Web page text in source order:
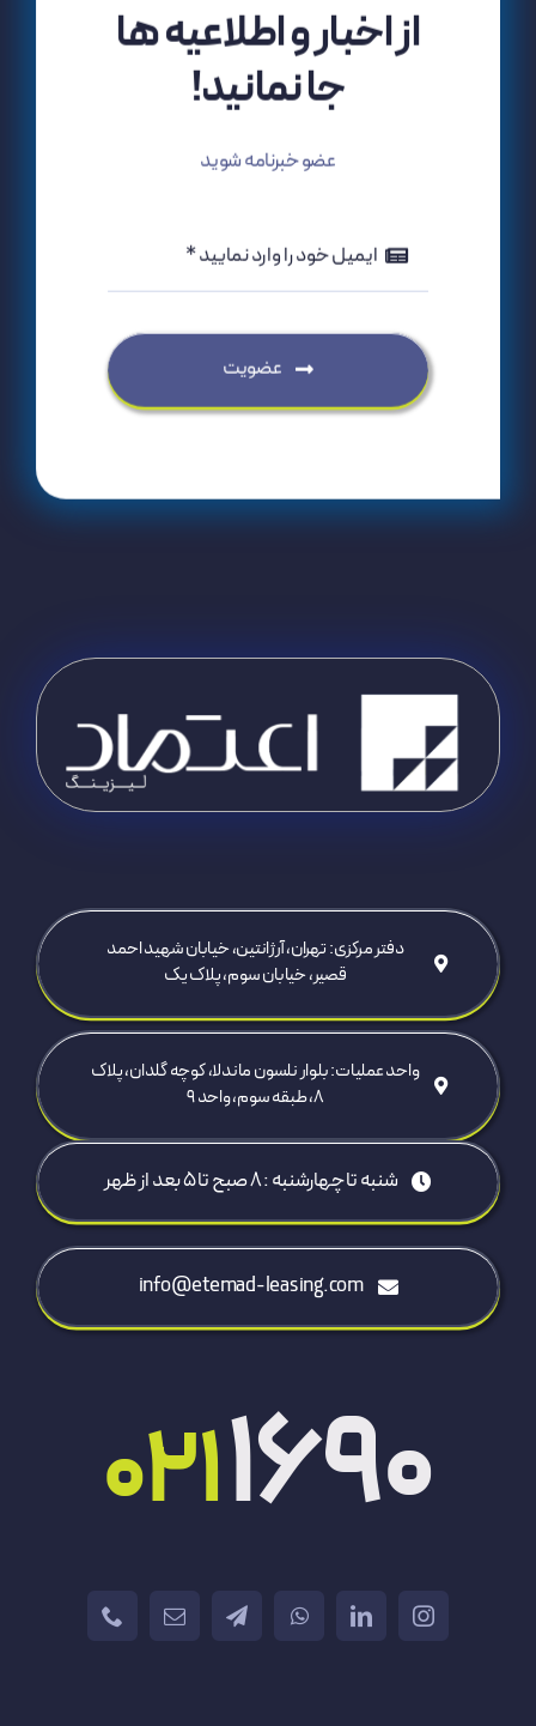
از اخبار و اطلاعیه ها
جا نمانید!
عضو خبرنامه شوید
عضویت
دفتر مرکزی: تهران، آرژانتین، خیابان شهید احمد
قصیر، خیابان سوم، پلاک یک
واحد عملیات: بلوار نلسون ماندلا، کوچه گلدان، پلاک
۸، طبقه سوم، واحد ۹
شنبه تا چهارشنبه : 8 صبح تا ۵ بعد از ظهر
info@etemad-leasing.com
0211690